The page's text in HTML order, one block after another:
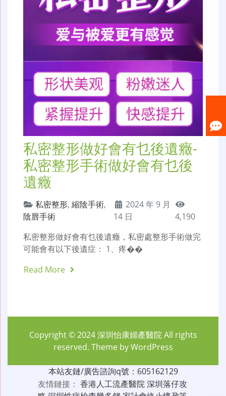
私密整形做好會有乜後遺癥-
私密整形手術做好會有乜後
遺癥
私密整形, 縮陰手術,
陰唇手術
2024 年 9 月
14 日
4,190
私密整形做好會有乜後遺癥，私密處整形手術做完
可能會有以下後遺症： 1、疼��
Read More
Copyright © 2024深圳怡康婦產醫院All rights
reserved. Theme byWordPress
本站友鏈/廣告諮詢q號：605162129
友情鏈接： 香港人工流產醫院深圳落仔攻